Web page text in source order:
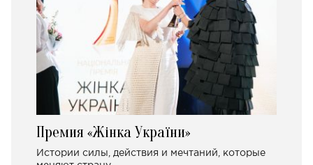
Премия «Жінка України»
Истории силы, действия и мечтаний, которые